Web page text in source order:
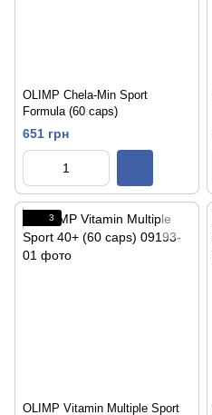
OLIMP Chela-Min Sport
Formula (60 caps)
651 грн
3
OLIMP Vitamin Multiple Sport